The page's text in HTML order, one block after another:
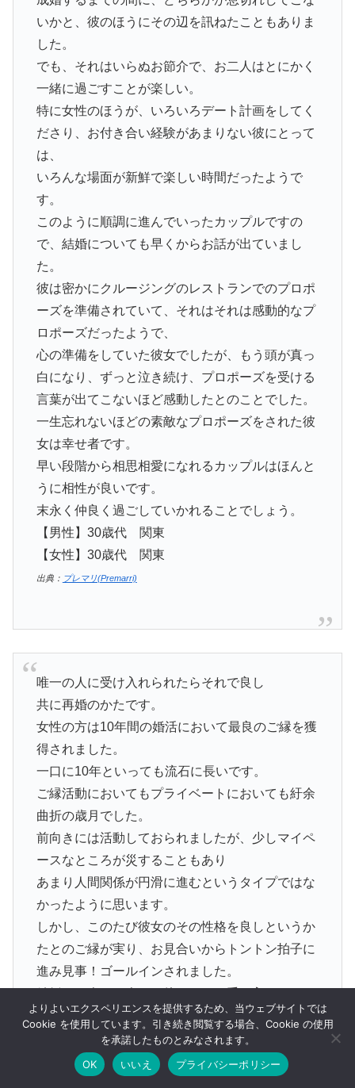
いかと、彼のほうにその辺を訊ねたこともありま
した。
でも、それはいらぬお節介で、お二人はとにかく
一緒に過ごすことが楽しい。
特に女性のほうが、いろいろデート計画をしてく
ださり、お付き合い経験があまりない彼にとって
は、
いろんな場面が新鮮で楽しい時間だったようで
す。
このように順調に進んでいったカップルですの
で、結婚についても早くからお話が出ていまし
た。
彼は密かにクルージングのレストランでのプロポ
ーズを準備されていて、それはそれは感動的なプ
ロポーズだったようで、
心の準備をしていた彼女でしたが、もう頭が真っ
白になり、ずっと泣き続け、プロポーズを受ける
言葉が出てこないほど感動したとのことでした。
一生忘れないほどの素敵なプロポーズをされた彼
女は幸せ者です。
早い段階から相思相愛になれるカップルはほんと
うに相性が良いです。
末永く仲良く過ごしていかれることでしょう。
【男性】30歳代 関東
【女性】30歳代 関東
出典： プレマリ(Premarri)
唯一の人に受け入れられたらそれで良し
共に再婚のかたです。
女性の方は10年間の婚活において最良のご縁を獲
得されました。
一口に10年といっても流石に長いです。
ご縁活動においてもプライベートにおいても紆余
曲折の歳月でした。
前向きには活動しておられましたが、少しマイペ
ースなところが災することもあり
あまり人間関係が円滑に進むというタイプではな
かったように思います。
しかし、このたび彼女のその性格を良しというか
たとのご縁が実り、お見合いからトントン拍子に
進み見事！ゴールインされました。
えなくとも唯一そのかたが受け入れられたらそれ
活動を諦めなかったご褒美として巡り合えたご縁
ホーム 検索 トップ
よりよいエクスペリエンスを提供するため、当ウェブサイトでは
Cookie を使用しています。引き続き閲覧する場合、Cookie の使用
を承諾したものとみなされます。
OK
いいえ プライバシーポリシー